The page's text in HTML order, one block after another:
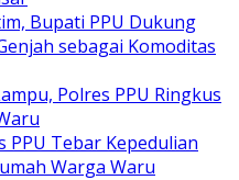
Bupati PPU Dukung
sebagai Komoditas
Polres PPU Ringkus
PPU Tebar Kepedulian
Warga Waru